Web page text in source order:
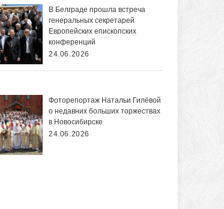
В Белграде прошла встреча
генеральных секретарей
Европейских епископских
конференций
24.06.2026
Фоторепортаж Натальи Гилёвой
о недавних больших торжествах
в Новосибирске
24.06.2026